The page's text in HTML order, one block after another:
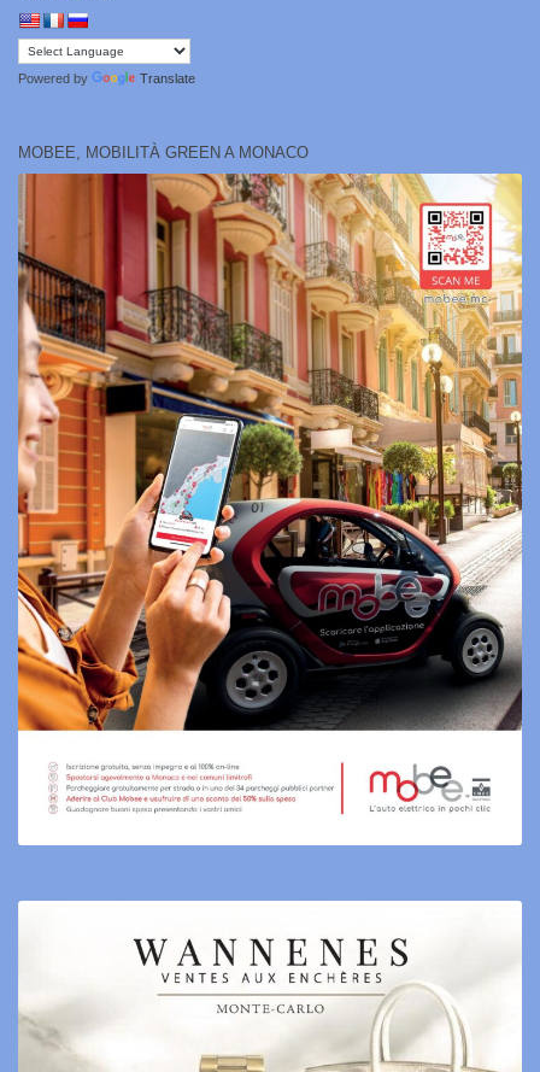
Powered by Translate
MOBEE, MOBILITÀ GREEN A MONACO